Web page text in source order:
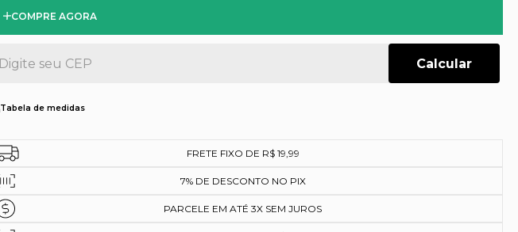
COMPRE AGORA
Tabela de medidas
FRETE FIXO DE R$ 19,99
7% DE DESCONTO NO PIX
PARCELE EM ATÉ 3X SEM JUROS